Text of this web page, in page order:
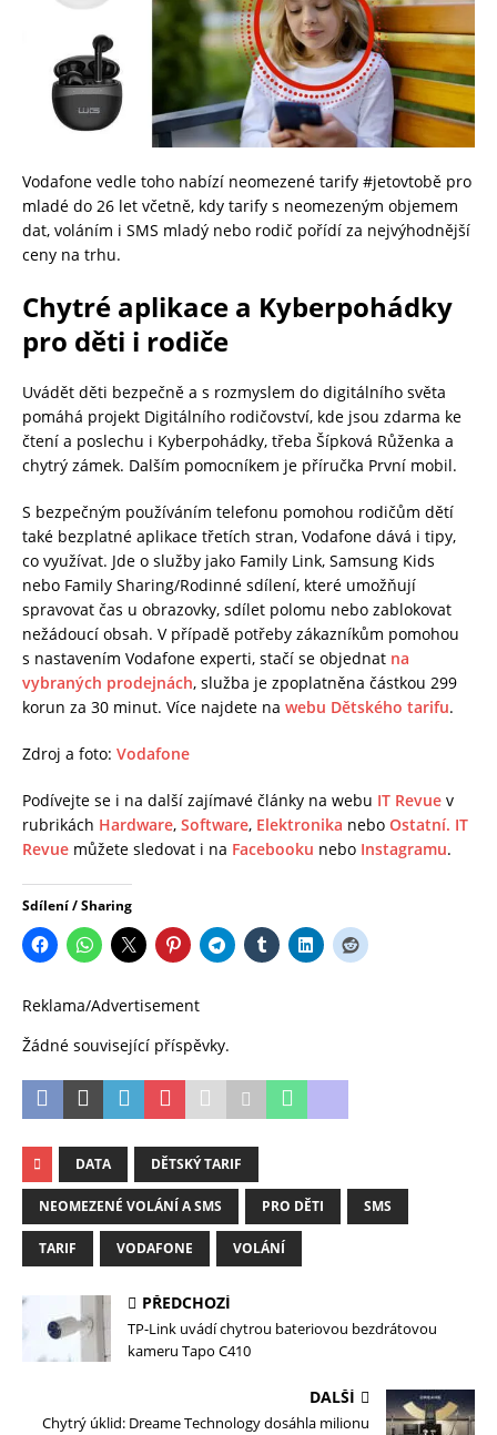
Vodafone vedle toho nabízí neomezené tarify #jetovtobě pro
mladé do 26 let včetně, kdy tarify s neomezeným objemem
dat, voláním i SMS mladý nebo rodič pořídí za nejvýhodnější
ceny na trhu.
Chytré aplikace a Kyberpohádky
pro děti i rodiče
Uvádět děti bezpečně a s rozmyslem do digitálního světa
pomáhá projekt Digitálního rodičovství, kde jsou zdarma ke
čtení a poslechu i Kyberpohádky, třeba Šípková Růženka a
chytrý zámek. Dalším pomocníkem je příručka První mobil.
S bezpečným používáním telefonu pomohou rodičům dětí
také bezplatné aplikace třetích stran, Vodafone dává i tipy,
co využívat. Jde o služby jako Family Link, Samsung Kids
nebo Family Sharing/Rodinné sdílení, které umožňují
spravovat čas u obrazovky, sdílet polomu nebo zablokovat
nežádoucí obsah. V případě potřeby zákazníkům pomohou
s nastavením Vodafone experti, stačí se objednat na
vybraných prodejnách, služba je zpoplatněna částkou 299
korun za 30 minut. Více najdete na webu Dětského tarifu.
Zdroj a foto: Vodafone
Podívejte se i na další zajímavé články na webu IT Revue v
rubrikách Hardware, Software, Elektronika nebo Ostatní. IT
Revue můžete sledovat i na Facebooku nebo Instagramu.
Sdílení / Sharing
Reklama/Advertisement
Žádné související příspěvky.
DATA DĚTSKÝ TARIF
NEOMEZENÉ VOLÁNÍ A SMS PRO DĚTI SMS
TARIF VODAFONE VOLÁNÍ
PŘEDCHOZÍ
TP-Link uvádí chytrou bateriovou bezdrátovou
kameru Tapo C410
DALŠÍ
Chytrý úklid: Dreame Technology dosáhla milionu